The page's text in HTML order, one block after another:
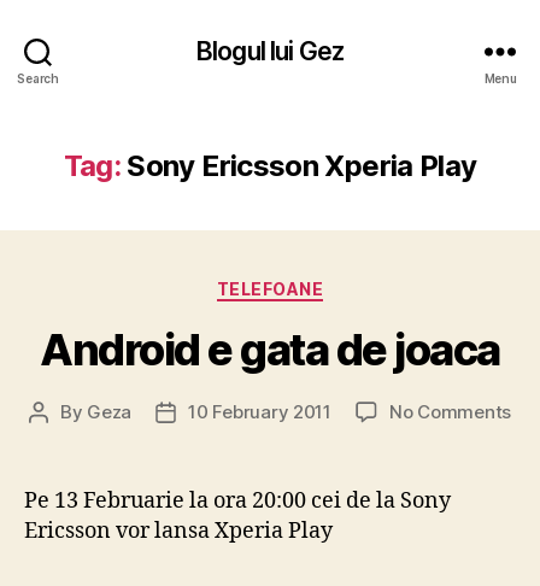
Search
Blogul lui Gez
Menu
Tag: Sony Ericsson Xperia Play
Categories
TELEFOANE
Android e gata de joaca
Post
By Geza
Post10 February 2011 No Commentson
Pe 13 Februarie la ora 20:00 cei de la Sony
Ericsson vor lansa Xperia Play